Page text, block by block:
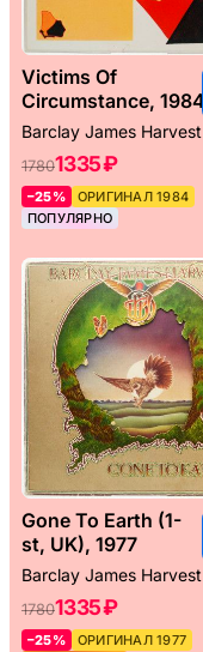
Victims Of
Circumstance, 1984
Barclay James Harvest
17801335 ₽
–25%
ОРИГИНАЛ 1984
ПОПУЛЯРНО
Gone To Earth (1-
st, UK), 1977
Barclay James Harvest
17801335 ₽
–25%
ОРИГИНАЛ 1977